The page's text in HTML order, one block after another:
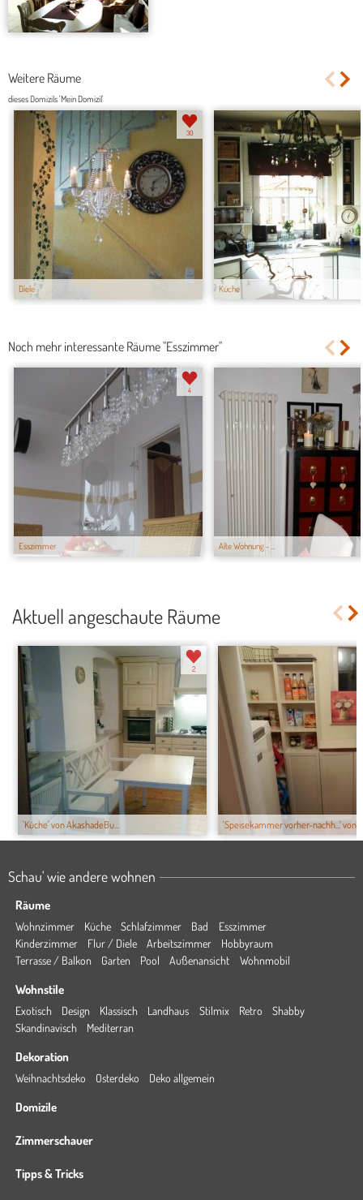
Weitere Räume
dieses Domizils 'Mein Domizil'
Diele
30
Küche
Noch mehr interessante Räume "Esszimmer"
Esszimmer
4
Alte Wohnung - ...
Aktuell angeschaute Räume
'Küche' von AkashadeBu...
2
'Speisekammer vorher-nachh...' von
Schau' wie andere wohnen
Räume
Wohnzimmer Küche Schlafzimmer Bad
Esszimmer
Kinderzimmer
Flur / Diele Arbeitszimmer
Hobbyraum
Terrasse / Balkon
Garten Pool Außenansicht Wohnmobil
Wohnstile
Exotisch Design Klassisch Landhaus Stilmix Retro
Shabby
Skandinavisch
Mediterran
Dekoration
Weihnachtsdeko Osterdeko Deko allgemein
Domizile
Zimmerschauer
Tipps & Tricks